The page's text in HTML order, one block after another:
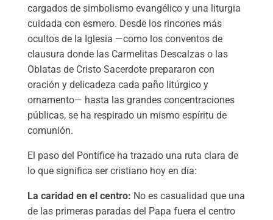
cargados de simbolismo evangélico y una liturgia
cuidada con esmero. Desde los rincones más
ocultos de la Iglesia —como los conventos de
clausura donde las Carmelitas Descalzas o las
Oblatas de Cristo Sacerdote prepararon con
oración y delicadeza cada paño litúrgico y
ornamento— hasta las grandes concentraciones
públicas, se ha respirado un mismo espíritu de
comunión.
​El paso del Pontífice ha trazado una ruta clara de
lo que significa ser cristiano hoy en día:
La caridad en el centro: No es casualidad que una
de las primeras paradas del Papa fuera el centro